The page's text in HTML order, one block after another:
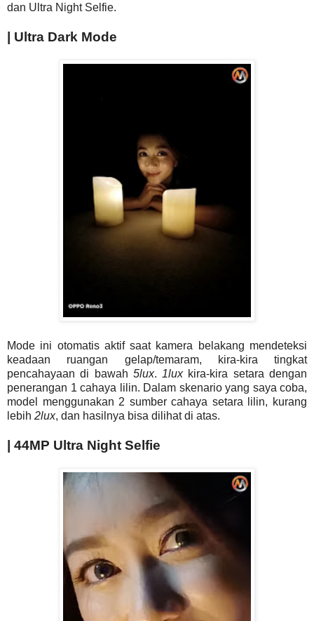
dan Ultra Night Selfie.
| Ultra Dark Mode
Mode ini otomatis aktif saat kamera belakang mendeteksi
keadaan ruangan gelap/temaram, kira-kira tingkat
pencahayaan di bawah 5lux. 1lux kira-kira setara dengan
penerangan 1 cahaya lilin. Dalam skenario yang saya coba,
model menggunakan 2 sumber cahaya setara lilin, kurang
lebih 2lux, dan hasilnya bisa dilihat di atas.
| 44MP Ultra Night Selfie